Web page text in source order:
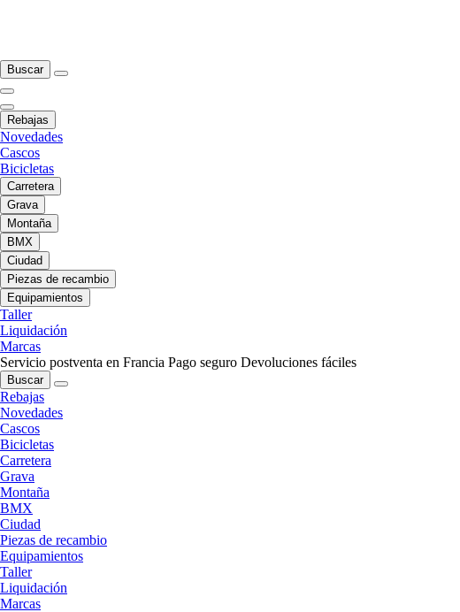
Buscar
Rebajas
Novedades
Cascos
Bicicletas
Carretera
Grava
Montaña
BMX
Ciudad
Piezas de recambio
Equipamientos
Taller
Liquidación
Marcas
Servicio postventa en Francia Pago seguro Devoluciones fáciles
Buscar
Rebajas
Novedades
Cascos
Bicicletas
Carretera
Grava
Montaña
BMX
Ciudad
Piezas de recambio
Equipamientos
Taller
Liquidación
Marcas